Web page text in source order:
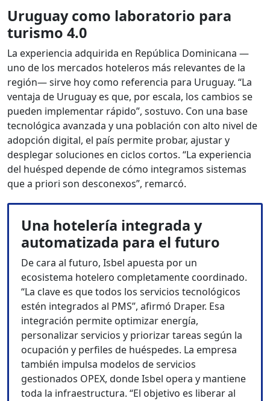
Uruguay como laboratorio para
turismo 4.0
La experiencia adquirida en República Dominicana —
uno de los mercados hoteleros más relevantes de la
región— sirve hoy como referencia para Uruguay. “La
ventaja de Uruguay es que, por escala, los cambios se
pueden implementar rápido”, sostuvo. Con una base
tecnológica avanzada y una población con alto nivel de
adopción digital, el país permite probar, ajustar y
desplegar soluciones en ciclos cortos. “La experiencia
del huésped depende de cómo integramos sistemas
que a priori son desconexos”, remarcó.
Una hotelería integrada y
automatizada para el futuro
De cara al futuro, Isbel apuesta por un
ecosistema hotelero completamente coordinado.
“La clave es que todos los servicios tecnológicos
estén integrados al PMS”, afirmó Draper. Esa
integración permite optimizar energía,
personalizar servicios y priorizar tareas según la
ocupación y perfiles de huéspedes. La empresa
también impulsa modelos de servicios
gestionados OPEX, donde Isbel opera y mantiene
toda la infraestructura. “El objetivo es liberar al